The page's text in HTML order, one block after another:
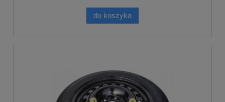
do koszyka